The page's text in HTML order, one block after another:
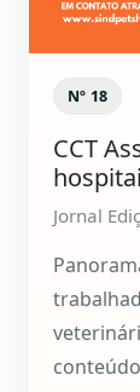
Nº 18
CCT
Jornal